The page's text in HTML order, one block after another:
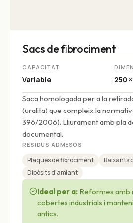
Sacs de fibrociment
CAPACITAT
Variable
250
Saca homologada per a la
(uralita) que compleix la
396/2006). Lliurament amb pla
documental.
RESIDUS ADMESOS
Plaques de fibrociment
Baixants
Dipòsits d'amiant
Ideal per a: Reformes amb
cobertes industrials i
antics.